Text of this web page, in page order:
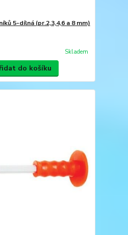
5-dílná (pr.2,3,4,6 a 8 mm)
Skladem
do košíku